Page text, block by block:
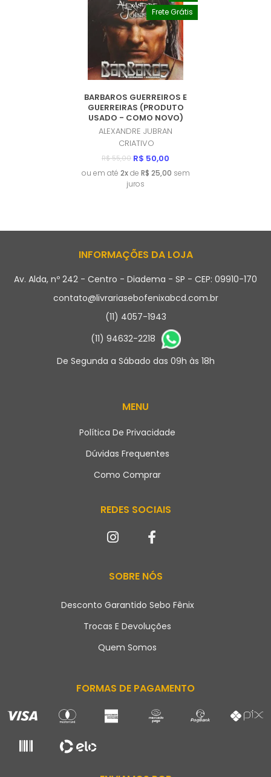
Frete Grátis
BARBAROS GUERREIROS E
GUERREIRAS (PRODUTO
USADO - COMO NOVO)
ALEXANDRE JUBRAN
CRIATIVO
R$ 55,00 R$ 50,00
ou em até 2xde R$ 25,00 sem
juros
INFORMAÇÕES DA LOJA
Av. Alda, nº 242 - Centro - Diadema - SP - CEP: 09910-170
contato@livrariasebofenixabcd.com.br
(11) 4057-1943
(11) 94632-2218
De Segunda a Sábado das 09h às 18h
MENU
Política De Privacidade
Dúvidas Frequentes
Como Comprar
REDES SOCIAIS
SOBRE NÓS
Desconto Garantido Sebo Fênix
Trocas E Devoluções
Quem Somos
FORMAS DE PAGAMENTO